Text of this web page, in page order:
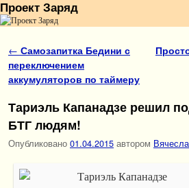
Проект Заряд
Навигация по записям
← Самозапитка Бедини с
переключением
аккумуляторов по таймеру
Тариэль Капанадзе решил
БТГ людям!
Опубликовано 01.04.2015 автором